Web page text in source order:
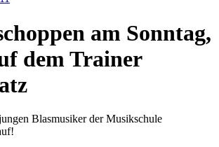
am Sonntag,
dem Trainer
Blasmusiker der Musikschule